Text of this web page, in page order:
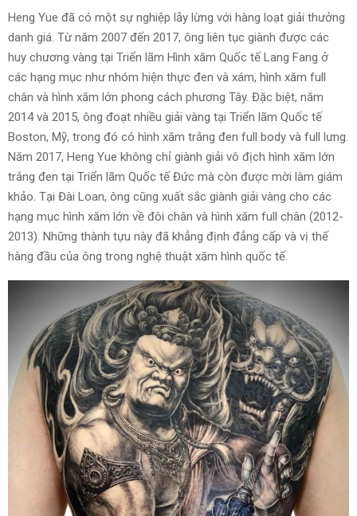
Heng Yue đã có một sự nghiệp lẫy lừng với hàng loạt giải thưởng
danh giá. Từ năm 2007 đến 2017, ông liên tục giành được các
huy chương vàng tại Triển lãm Hình xăm Quốc tế Lang Fang ở
các hạng mục như nhóm hiện thực đen và xám, hình xăm full
chân và hình xăm lớn phong cách phương Tây. Đặc biệt, năm
2014 và 2015, ông đoạt nhiều giải vàng tại Triển lãm Quốc tế
Boston, Mỹ, trong đó có hình xăm trắng đen full body và full lưng.
Năm 2017, Heng Yue không chỉ giành giải vô địch hình xăm lớn
trắng đen tại Triển lãm Quốc tế Đức mà còn được mời làm giám
khảo. Tại Đài Loan, ông cũng xuất sắc giành giải vàng cho các
hạng mục hình xăm lớn về đôi chân và hình xăm full chân (2012-
2013). Những thành tựu này đã khẳng định đẳng cấp và vị thế
hàng đầu của ông trong nghệ thuật xăm hình quốc tế.